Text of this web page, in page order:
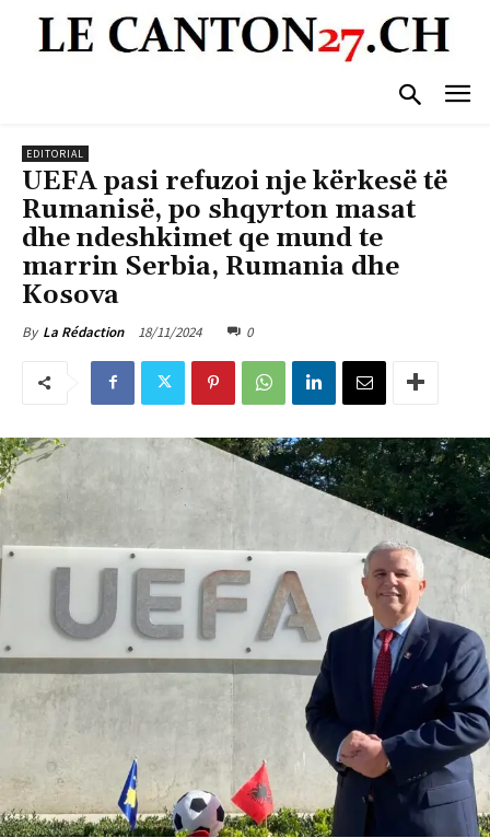
EDITORIAL
UEFA pasi refuzoi nje kërkesë të
Rumanisë, po shqyrton masat
dhe ndeshkimet qe mund te
marrin Serbia, Rumania dhe
Kosova
By La Rédaction 18/11/2024 0